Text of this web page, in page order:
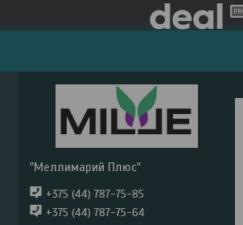
"Меллимарий Плюс"
+375 (44) 787-75-85
+375 (44) 787-75-64